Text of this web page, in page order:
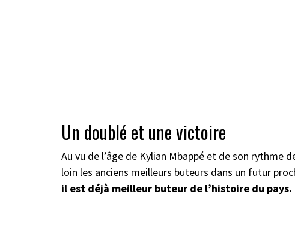
Un doublé et une victoire
Au vu de l’âge de Kylian Mbappé et de son rythme
loin les anciens meilleurs buteurs dans un futur
il est déjà meilleur buteur de l’histoire du pays.